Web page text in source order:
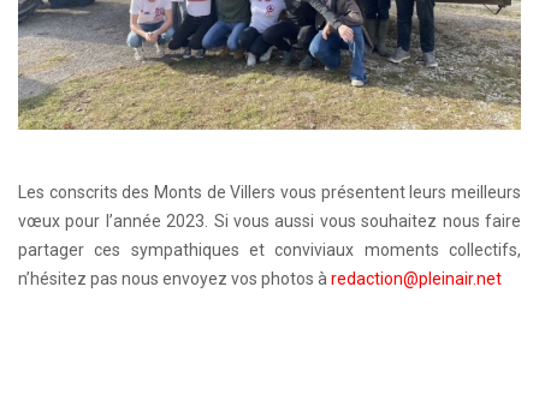
Les conscrits des Monts de Villers vous présentent leurs meilleurs
vœux pour l’année 2023. Si vous aussi vous souhaitez nous faire
partager ces sympathiques et conviviaux moments collectifs,
n’hésitez pas nous envoyez vos photos à redaction@pleinair.net